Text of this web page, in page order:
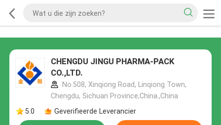
CHENGDU JINGU PHARMA-PACK
CO.,LTD.
No.508, Xinqiong Road, Linqiong Town,
Chengdu, Sichuan Province,China.,China
5.0
Geverifieerde Leverancier